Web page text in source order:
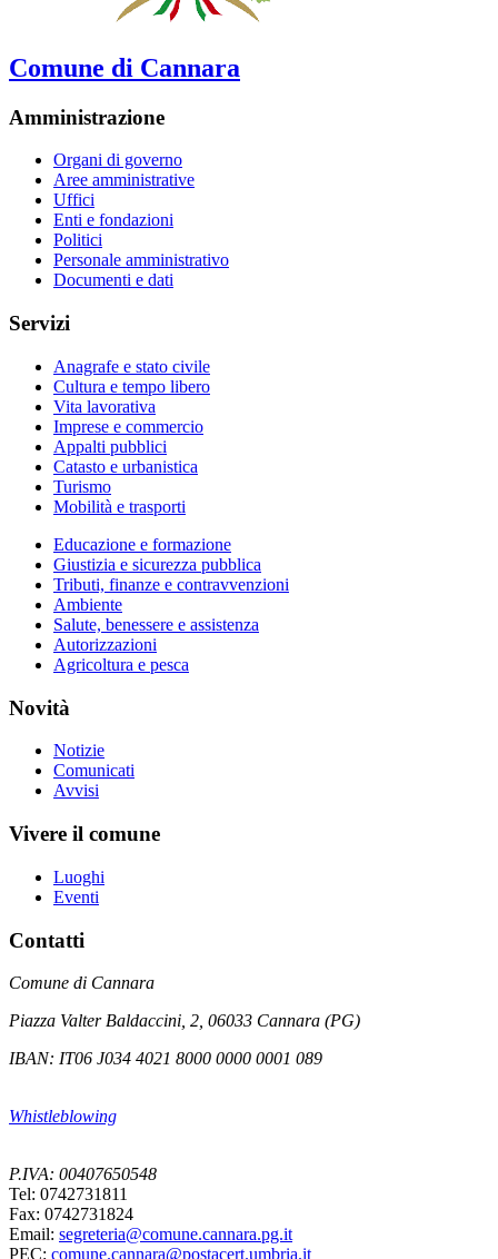
Comune di Cannara
Amministrazione
Organi di governo
Aree amministrative
Uffici
Enti e fondazioni
Politici
Personale amministrativo
Documenti e dati
Servizi
Anagrafe e stato civile
Cultura e tempo libero
Vita lavorativa
Imprese e commercio
Appalti pubblici
Catasto e urbanistica
Turismo
Mobilità e trasporti
Educazione e formazione
Giustizia e sicurezza pubblica
Tributi, finanze e contravvenzioni
Ambiente
Salute, benessere e assistenza
Autorizzazioni
Agricoltura e pesca
Novità
Notizie
Comunicati
Avvisi
Vivere il comune
Luoghi
Eventi
Contatti
Comune di Cannara
Piazza Valter Baldaccini, 2, 06033 Cannara (PG)
IBAN: IT06 J034 4021 8000 0000 0001 089
Whistleblowing
P.IVA: 00407650548
Tel: 0742731811
Fax: 0742731824
Email: segreteria@comune.cannara.pg.it
PEC: comune.cannara@postacert.umbria.it